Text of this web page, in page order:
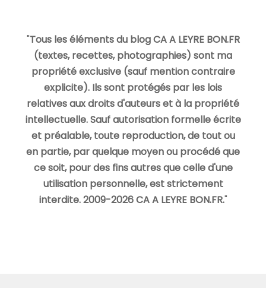
"Tous les éléments du blog CA A LEYRE BON.FR
(textes, recettes, photographies) sont ma
propriété exclusive (sauf mention contraire
explicite). Ils sont protégés par les lois
relatives aux droits d'auteurs et à la propriété
intellectuelle. Sauf autorisation formelle écrite
et préalable, toute reproduction, de tout ou
en partie, par quelque moyen ou procédé que
ce soit, pour des fins autres que celle d'une
utilisation personnelle, est strictement
interdite. 2009-2026 CA A LEYRE BON.FR."